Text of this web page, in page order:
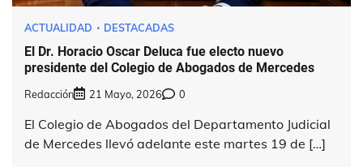
ACTUALIDAD DESTACADAS
El Dr. Horacio Oscar Deluca fue electo nuevo
presidente del Colegio de Abogados de Mercedes
Redacción 21 Mayo, 2026 0
El Colegio de Abogados del Departamento Judicial
de Mercedes llevó adelante este martes 19 de […]